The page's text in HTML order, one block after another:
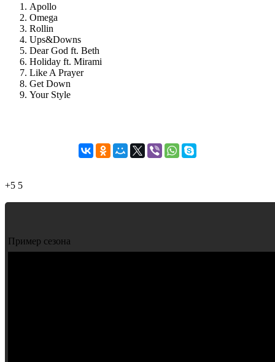
Apollo
Omega
Rollin
Ups&Downs
Dear God ft. Beth
Holiday ft. Mirami
Like A Prayer
Get Down
Your Style
+5 5
Пример сезона